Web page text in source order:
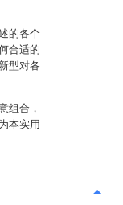
的各个
合适的
型对各
组合，
本实用